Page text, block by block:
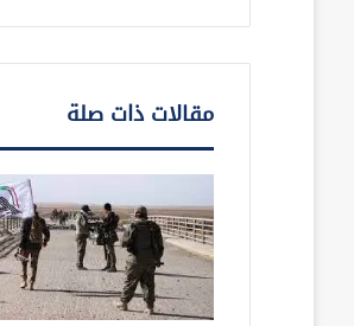
مقالات ذات صلة